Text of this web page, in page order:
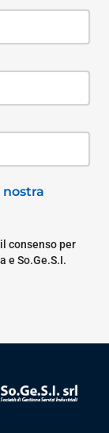
consenso per
e So.Ge.S.I.